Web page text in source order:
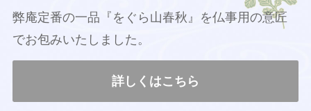
弊庵定番の一品『をぐら山春秋』を仏事用の意匠
でお包みいたしました。
詳しくはこちら